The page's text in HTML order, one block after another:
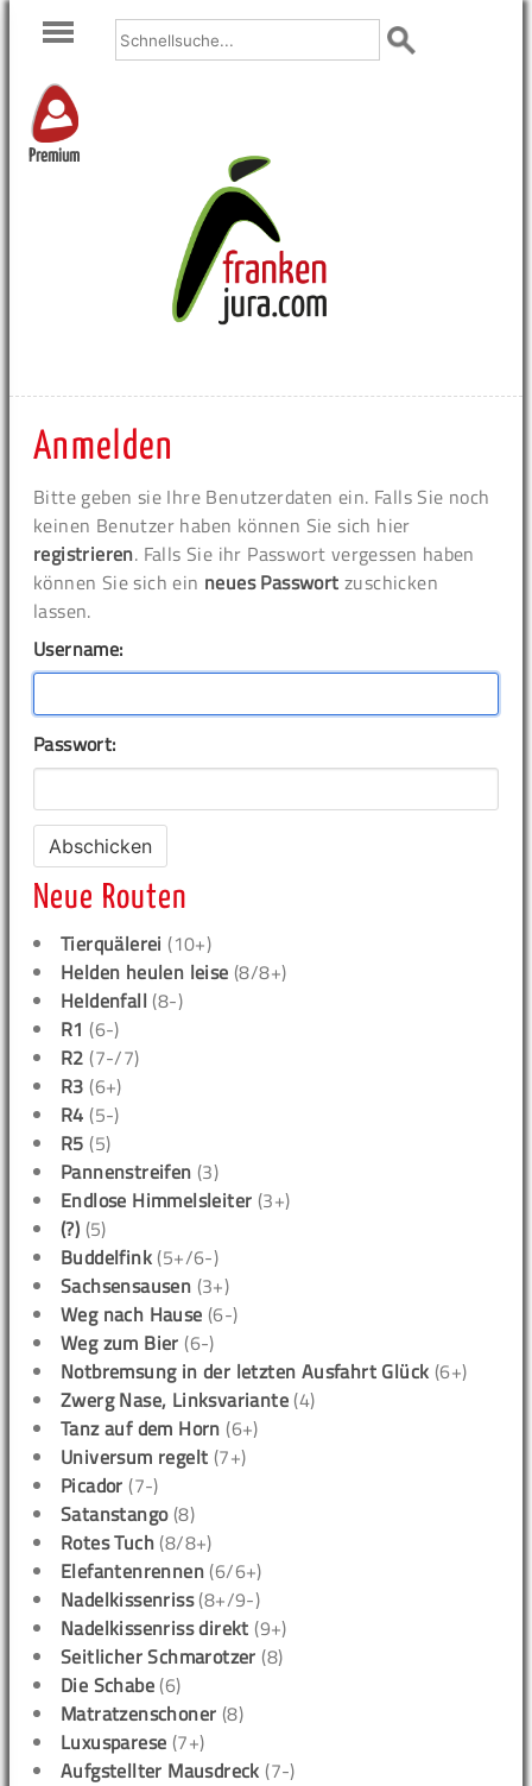
Premium
Anmelden
Bitte geben sie Ihre Benutzerdaten ein. Falls Sie noch
keinen Benutzer haben können Sie sich hier
registrieren. Falls Sie ihr Passwort vergessen haben
können Sie sich ein neues Passwort zuschicken
lassen.
Username:
Passwort:
Neue Routen
Tierquälerei (10+)
Helden heulen leise (8/8+)
Heldenfall (8-)
R1 (6-)
R2 (7-/7)
R3 (6+)
R4 (5-)
R5 (5)
Pannenstreifen (3)
Endlose Himmelsleiter (3+)
(?) (5)
Buddelfink (5+/6-)
Sachsensausen (3+)
Weg nach Hause (6-)
Weg zum Bier (6-)
Notbremsung in der letzten Ausfahrt Glück (6+)
Zwerg Nase, Linksvariante (4)
Tanz auf dem Horn (6+)
Universum regelt (7+)
Picador (7-)
Satanstango(8)
Rotes Tuch (8/8+)
Elefantenrennen (6/6+)
Nadelkissenriss(8+/9-)
Nadelkissenriss direkt (9+)
Seitlicher Schmarotzer (8)
Die Schabe (6)
Matratzenschoner (8)
Luxusparese (7+)
Aufgstellter Mausdreck (7-)